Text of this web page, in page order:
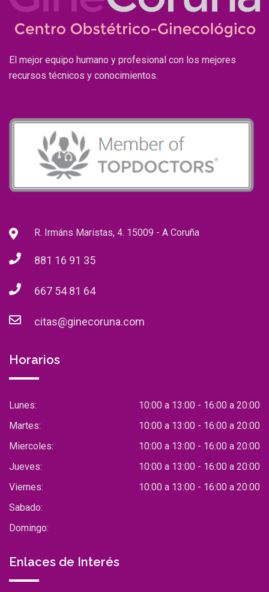
El mejor equipo humano y profesional con los mejores
recursos técnicos y conocimientos.
R. Irmáns Maristas, 4. 15009 - A Coruña
881 16 91 35
667 54 81 64
citas@ginecoruna.com
Horarios
Lunes:
10:00 a 13:00 - 16:00 a 20:00
Martes:
10:00 a 13:00 - 16:00 a 20:00
Miercoles:
10:00 a 13:00 - 16:00 a 20:00
Jueves:
10:00 a 13:00 - 16:00 a 20:00
Viernes:
10:00 a 13:00 - 16:00 a 20:00
Sabado:
Domingo:
Enlaces de Interés